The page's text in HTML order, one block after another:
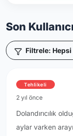
Son
Filtrele: Hepsi
Tehlikeli
2 yıl önce
Dolandırıcılık
aylar varken